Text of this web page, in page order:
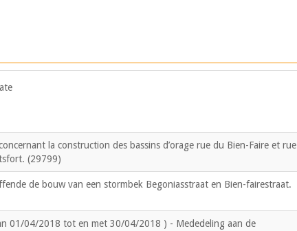
la construction des bassins d’orage rue du Bien-Faire et rue
(29799)
de bouw van een stormbek Begoniasstraat en Bien-fairestraat.
01/04/2018 tot en met 30/04/2018 ) - Mededeling aan de